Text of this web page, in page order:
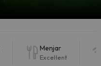
Menjar
Excel·lent